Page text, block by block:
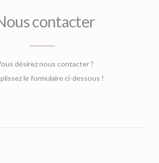
contacter
désirez nous contacter ?
le formulaire ci-dessous !